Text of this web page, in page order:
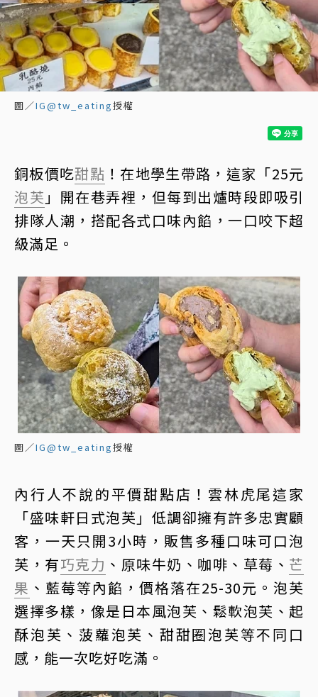
圖／IG@tw_eating授權
銅板價吃甜點 ！在地學生帶路，這家「25元
泡芙 」開在巷弄裡，但每到出爐時段即吸引
排隊人潮，搭配各式口味內餡，一口咬下超
級滿足。
圖／IG@tw_eating授權
內行人不說的平價甜點店！雲林虎尾這家
「盛味軒日式泡芙」低調卻擁有許多忠實顧
客，一天只開3小時，販售多種口味可口泡
芙，有巧克力 、原味牛奶、咖啡、草莓、 芒
果 、藍莓等內餡，價格落在25-30元。泡芙
選擇多樣，像是日本風泡芙、鬆軟泡芙、起
酥泡芙、菠蘿泡芙、甜甜圈泡芙等不同口
感，能一次吃好吃滿。